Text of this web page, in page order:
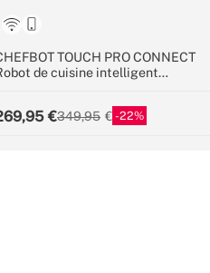
TOUCH PRO CONNECT
de cuisine intelligent
349,95 22